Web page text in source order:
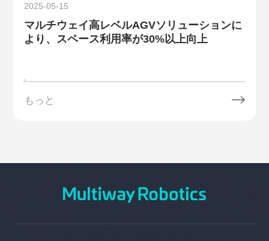
2025-05-15
マルチウェイ高レベルAGVソリューションに
より、スペース利用率が30%以上向上
もっと